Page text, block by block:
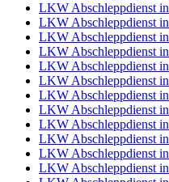
LKW Abschleppdienst
LKW Abschleppdienst
LKW Abschleppdienst
LKW Abschleppdienst
LKW Abschleppdienst
LKW Abschleppdienst
LKW Abschleppdienst
LKW Abschleppdienst
LKW Abschleppdienst
LKW Abschleppdienst
LKW Abschleppdienst
LKW Abschleppdienst